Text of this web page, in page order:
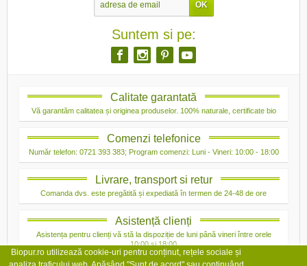
Suntem si pe:
Calitate garantată
Vă garantăm calitatea și originea produselor. 100% naturale, certificate bio
Comenzi telefonice
Număr telefon: 0721 393 383; Program comenzi: Luni - Vineri: 10:00 - 18:00
Livrare, transport si retur
Comanda dvs. este pregătită și expediată în termen de 24-48 de ore
Asistență clienți
Asistența pentru clienți vă stă la dispoziție de luni până vineri între orele
10:00 și 18:00
Biopur.ro utilizează cookie-uri pentru conținut, rețele sociale și